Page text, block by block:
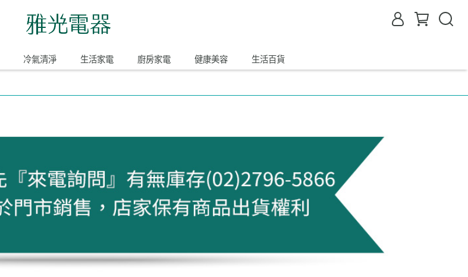
冷氣清淨 生活家電 廚房家電 健康美容 生活百貨